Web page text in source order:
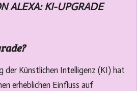
t
u
ALEXA: KI-UPGRADE
der Künstlichen Intelligenz (KI) hat
erheblichen Einfluss auf